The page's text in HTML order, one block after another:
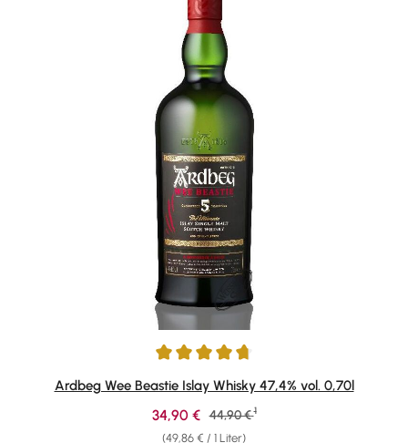
Durchschnittliche Bewertung von 4.75 von 5 Sternen
Ardbeg Wee Beastie Islay Whisky 47,4% vol. 0,70l
(49,86 € / 1 Liter)
Verkaufspreis:
34,90 € Regulärer Preis:
44,90 € 1